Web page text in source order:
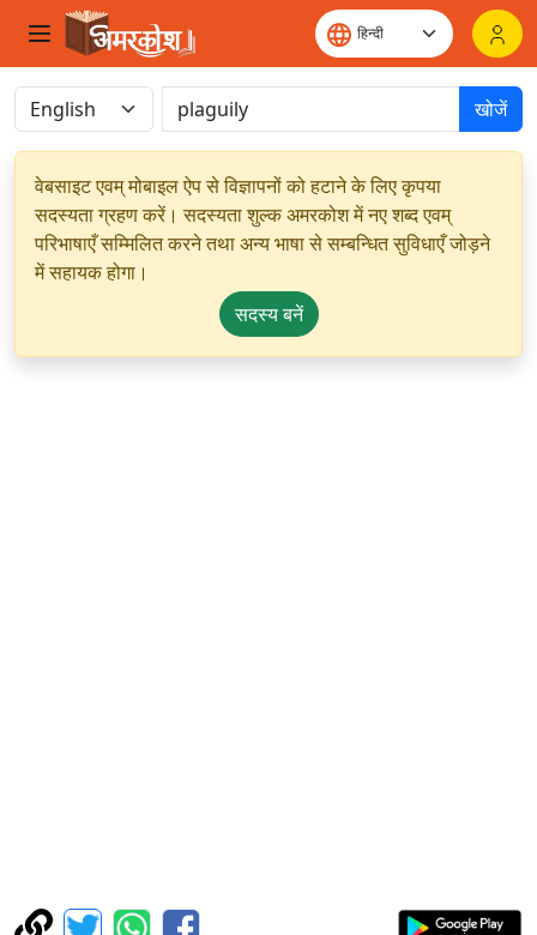
खोजें
वेबसाइट एवम् मोबाइल ऐप से विज्ञापनों को हटाने के लिए कृपया
सदस्यता ग्रहण करें। सदस्यता शुल्क अमरकोश में नए शब्द एवम्
परिभाषाएँ सम्मिलित करने तथा अन्य भाषा से सम्बन्धित सुविधाएँ जोड़ने
में सहायक होगा।
सदस्य बनें